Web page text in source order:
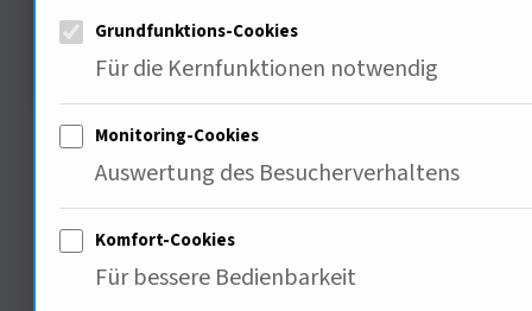
Freuds Frage nach dem Vertrauen ist
wichtig — In der Ökonomie ist
Vertrauen eine Währung. Der Anstieg
der Bruttobeiträge um 8,2 Prozent
Grundfunktions-Cookies
Für die Kernfunktionen notwendig
Monitoring-Cookies
Auswertung des Besucherverhaltens
Komfort-Cookies
Für bessere Bedienbarkeit